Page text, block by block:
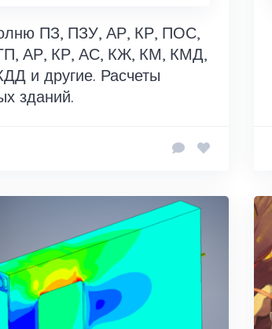
ПЗ, ПЗУ, АР, КР, ПОС,
АР, КР, АС, КЖ, КМ, КМД,
и другие. Расчеты
зданий.